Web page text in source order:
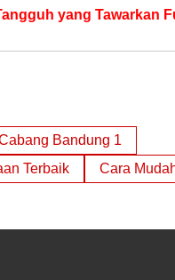
yang Tawarkan
Bandung 1
Terbaik
Cara